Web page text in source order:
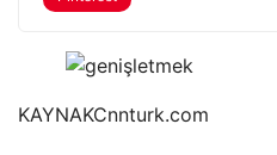
KAYNAKCnnturk.com